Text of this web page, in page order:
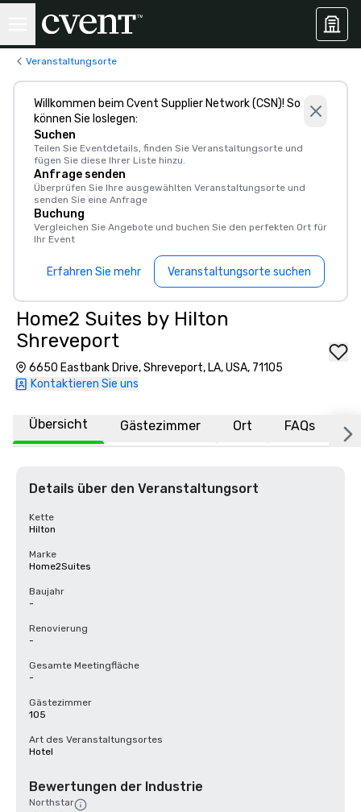
Veranstaltungsorte
Willkommen beim Cvent Supplier Network (CSN)! So
können Sie loslegen:
Suchen
Teilen Sie Eventdetails, finden Sie Veranstaltungsorte und
fügen Sie diese Ihrer Liste hinzu.
Anfrage senden
Überprüfen Sie Ihre ausgewählten Veranstaltungsorte und
senden Sie eine Anfrage
Buchung
Vergleichen Sie Angebote und buchen Sie den perfekten Ort für
Ihr Event
Erfahren Sie mehr Veranstaltungsorte suchen
Home2 Suites by Hilton
Shreveport
6650 Eastbank Drive, Shreveport, LA, USA, 71105
Kontaktieren Sie uns
Übersicht Gästezimmer Ort FAQs
Details über den Veranstaltungsort
Kette
Hilton
Marke
Home2Suites
Baujahr
-
Renovierung
-
Gesamte Meetingfläche
-
Gästezimmer
105
Art des Veranstaltungsortes
Hotel
Bewertungen der Industrie
Northstar